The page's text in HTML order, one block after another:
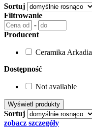
Sortuj
Filtrowanie
-
Producent
Ceramika Arkadia
Dostępność
Not available
Sortuj
zobacz szczegóły